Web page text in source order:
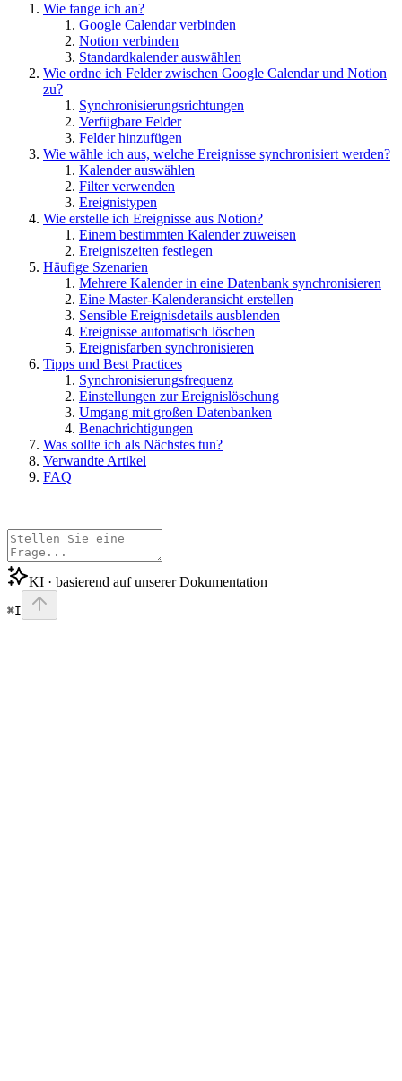
Wie fange ich an?
Google Calendar verbinden
Notion verbinden
Standardkalender auswählen
Wie ordne ich Felder zwischen Google Calendar und Notion
zu?
Synchronisierungsrichtungen
Verfügbare Felder
Felder hinzufügen
Wie wähle ich aus, welche Ereignisse synchronisiert werden?
Kalender auswählen
Filter verwenden
Ereignistypen
Wie erstelle ich Ereignisse aus Notion?
Einem bestimmten Kalender zuweisen
Ereigniszeiten festlegen
Häufige Szenarien
Mehrere Kalender in eine Datenbank synchronisieren
Eine Master-Kalenderansicht erstellen
Sensible Ereignisdetails ausblenden
Ereignisse automatisch löschen
Ereignisfarben synchronisieren
Tipps und Best Practices
Synchronisierungsfrequenz
Einstellungen zur Ereignislöschung
Umgang mit großen Datenbanken
Benachrichtigungen
Was sollte ich als Nächstes tun?
Verwandte Artikel
FAQ
KI · basierend auf unserer Dokumentation
⌘I